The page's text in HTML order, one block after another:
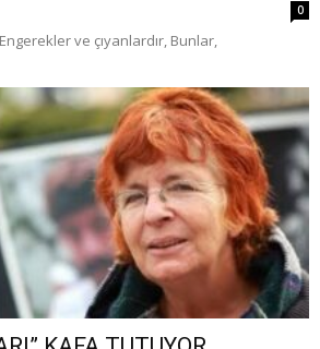
0
ve çıyanlardır, Bunlar,